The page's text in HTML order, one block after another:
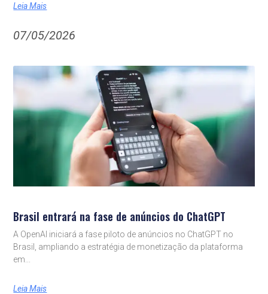
Leia Mais
07/05/2026
Brasil entrará na fase de anúncios do ChatGPT
A OpenAI iniciará a fase piloto de anúncios no ChatGPT no
Brasil, ampliando a estratégia de monetização da plataforma
em
Leia Mais